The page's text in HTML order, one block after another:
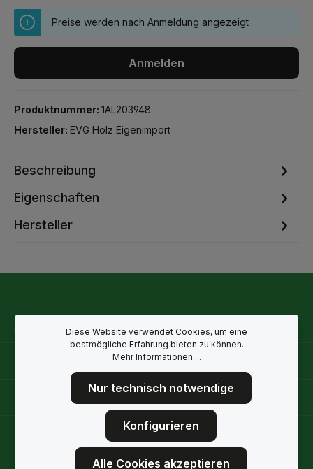
Preise werden nach Anmeldung angezeigt
Anmelden
Produktnummer: 1AL203948
Hersteller: EVG Holz Eigenimport
Beschreibung
Eigenschaften
Hersteller
Service-Hotline
Rechtliche Hinweise
Informationen
Folge uns
Diese Website verwendet Cookies, um eine
bestmögliche Erfahrung bieten zu können.
Mehr Informationen ...
Nur technisch notwendige
Konfigurieren
Alle Cookies akzeptieren